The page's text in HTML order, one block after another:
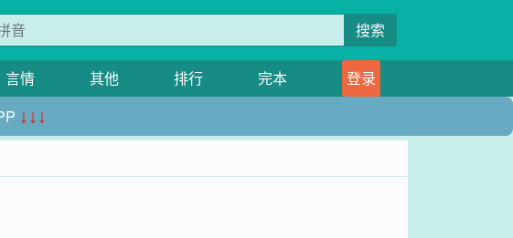
搜索
言情 其他 排行 完本
登录
↓↓↓